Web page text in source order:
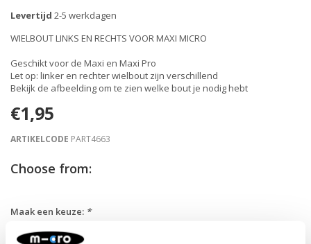
Levertijd 2-5 werkdagen
WIELBOUT LINKS EN RECHTS VOOR MAXI MICRO
Geschikt voor de Maxi en Maxi Pro
Let op: linker en rechter wielbout zijn verschillend
Bekijk de afbeelding om te zien welke bout je nodig hebt
€1,95
ARTIKELCODE PART4663
Choose from:
Maak een keuze: *
4663 - €1,95